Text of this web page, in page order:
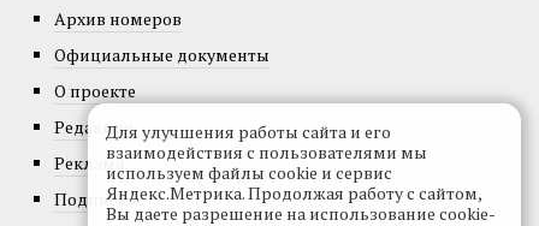
Архив номеров
Официальные документы
О проекте
Редакция
Реклама
Подписка
Для улучшения работы сайта и его
взаимодействия с пользователями мы
используем файлы cookie и сервис
Яндекс.Метрика. Продолжая работу с сайтом,
Вы даете разрешение на использование cookie-